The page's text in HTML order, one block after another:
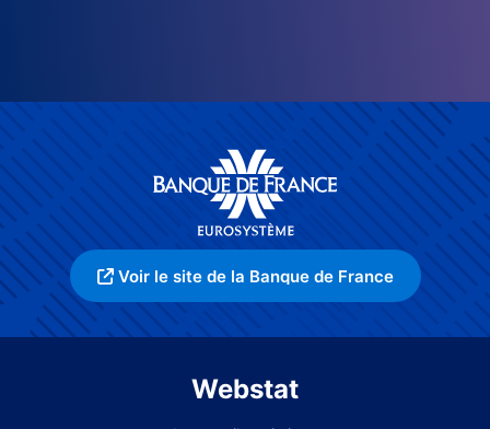
Voir le site de la Banque de France
Webstat